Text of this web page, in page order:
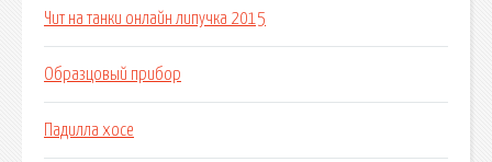
Чит на танки онлайн липучка 2015
Образцовый прибор
Падилла хосе